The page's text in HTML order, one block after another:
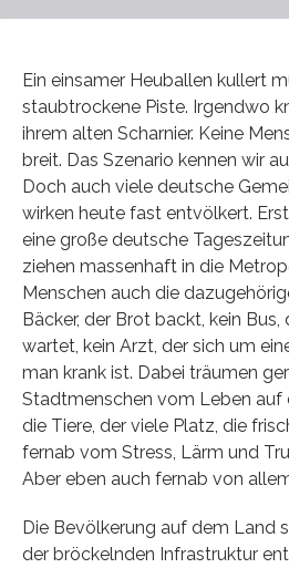
Ein einsamer Heuballen kullert
staubtrockene Piste. Irgendwo
ihrem alten Scharnier. Keine
breit. Das Szenario kennen wir
Doch auch viele deutsche
wirken heute fast entvölkert.
eine große deutsche
ziehen massenhaft in die
Menschen auch die
Bäcker, der Brot backt, kein
wartet, kein Arzt, der sich um
man krank ist. Dabei träumen
Stadtmenschen vom Leben auf
die Tiere, der viele Platz, die
fernab vom Stress, Lärm und
Aber eben auch fernab von
Die Bevölkerung auf dem Land
der bröckelnden Infrastruktur